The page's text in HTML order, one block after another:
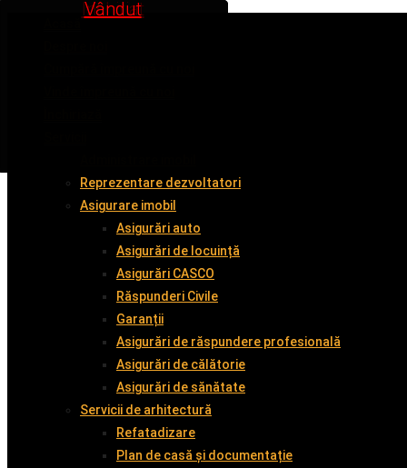
Reprezentare dezvoltatori
Asigurare imobil
Asigurări auto
Asigurări de locuință
Asigurări CASCO
Răspunderi Civile
Garanții
Asigurări de răspundere profesională
Asigurări de călătorie
Asigurări de sănătate
Servicii de arhitectură
Refatadizare
Plan de casă și documentație
Vândut
Vândut
Inchiriat
Inchiriat
Vândut
Vândut